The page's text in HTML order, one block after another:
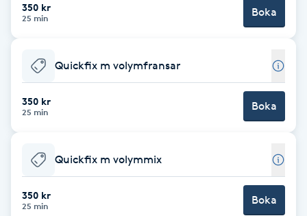
Diamantslipning
350 kr
25 min Boka
Quickfix m volymfransar
350 kr
25 min Boka
Quickfix m volymmix
350 kr
25 min Boka